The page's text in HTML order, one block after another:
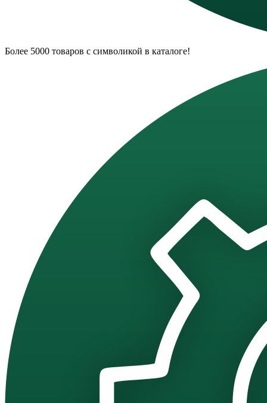
Более 5000 товаров с символикой в каталоге!